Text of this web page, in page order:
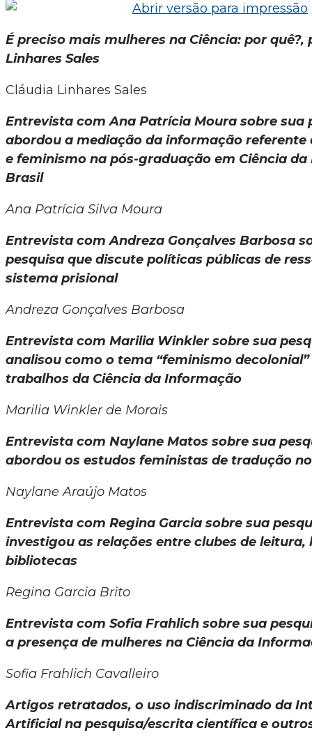
É preciso mais mulheres na Ciência: por quê?,
Linhares Sales
Cláudia Linhares Sales
Entrevista com Ana Patrícia Moura sobre sua
abordou a mediação da informação referente
e feminismo na pós-graduação em Ciência
Brasil
Ana Patrícia Silva Moura
Entrevista com Andreza Gonçalves Barbosa
pesquisa que discute políticas públicas de
sistema prisional
Andreza Gonçalves Barbosa
Entrevista com Marilia Winkler sobre sua
analisou como o tema “feminismo
trabalhos da Ciência da Informação
Marilia Winkler de Morais
Entrevista com Naylane Matos sobre sua
abordou os estudos feministas de tradução
Naylane Araújo Matos
Entrevista com Regina Garcia sobre sua
investigou as relações entre clubes de
bibliotecas
Regina Garcia Brito
Entrevista com Sofia Frahlich sobre sua
a presença de mulheres na Ciência da
Sofia Frahlich Cavalleiro
Artigos retratados, o uso indiscriminado da
Artificial na pesquisa/escrita científica e